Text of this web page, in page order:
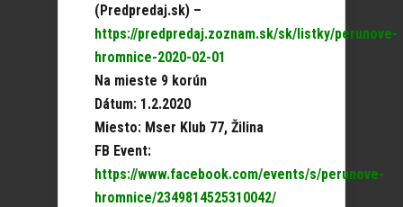
(Predpredaj.sk) –
https://predpredaj.zoznam.sk/sk/listky/perunove-
hromnice-2020-02-01
Na mieste 9 korún
Dátum: 1.2.2020
Miesto: Mser Klub 77, Žilina
FB Event:
https://www.facebook.com/events/s/perunove-
hromnice/2349814525310042/